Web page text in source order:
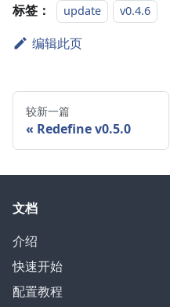
标签： update v0.4.6
编辑此页
较新一篇
Redefine v0.5.0
文档
介绍
快速开始
配置教程